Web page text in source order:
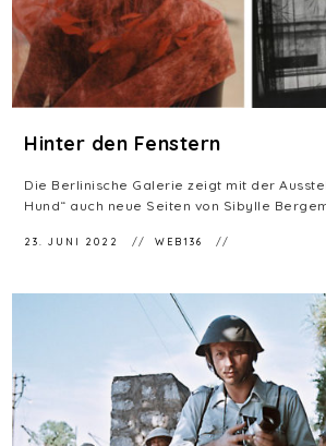
Hinter den Fenstern
Die Berlinische Galerie zeigt mit der
Hund“ auch neue Seiten von Sibylle
23. JUNI 2022 WEB136